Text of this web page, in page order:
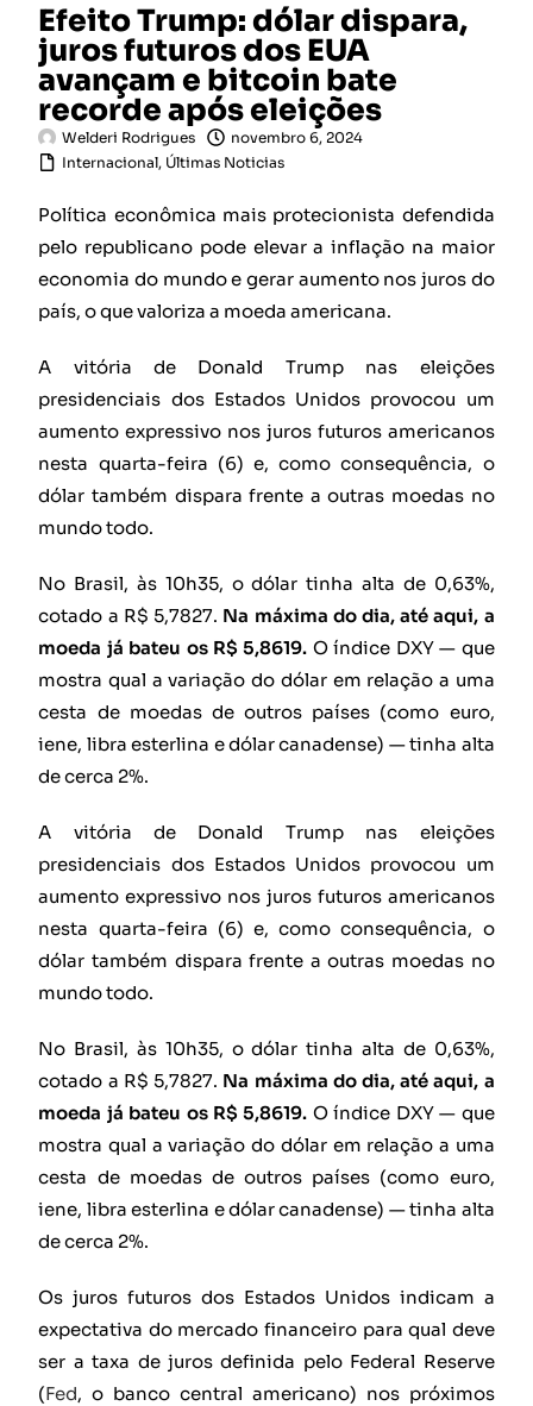
Efeito Trump: dólar dispara,
juros futuros dos EUA
avançam e bitcoin bate
recorde após eleições
Welderi Rodrigues
novembro 6, 2024
Internacional, Últimas Noticias
Política econômica mais protecionista defendida
pelo republicano pode elevar a inflação na maior
economia do mundo e gerar aumento nos juros do
país, o que valoriza a moeda americana.
A vitória de Donald Trump nas eleições
presidenciais dos Estados Unidos provocou um
aumento expressivo nos juros futuros americanos
nesta quarta-feira (6) e, como consequência, o
dólar também dispara frente a outras moedas no
mundo todo.
No Brasil, às 10h35, o dólar tinha alta de 0,63%,
cotado a R$ 5,7827. Na máxima do dia, até aqui, a
moeda já bateu os R$ 5,8619. O índice DXY — que
mostra qual a variação do dólar em relação a uma
cesta de moedas de outros países (como euro,
iene, libra esterlina e dólar canadense) — tinha alta
de cerca 2%.
A vitória de Donald Trump nas eleições
presidenciais dos Estados Unidos provocou um
aumento expressivo nos juros futuros americanos
nesta quarta-feira (6) e, como consequência, o
dólar também dispara frente a outras moedas no
mundo todo.
No Brasil, às 10h35, o dólar tinha alta de 0,63%,
cotado a R$ 5,7827. Na máxima do dia, até aqui, a
moeda já bateu os R$ 5,8619. O índice DXY — que
mostra qual a variação do dólar em relação a uma
cesta de moedas de outros países (como euro,
iene, libra esterlina e dólar canadense) — tinha alta
de cerca 2%.
Os juros futuros dos Estados Unidos indicam a
expectativa do mercado financeiro para qual deve
ser a taxa de juros definida pelo Federal Reserve
(Fed, o banco central americano) nos próximos